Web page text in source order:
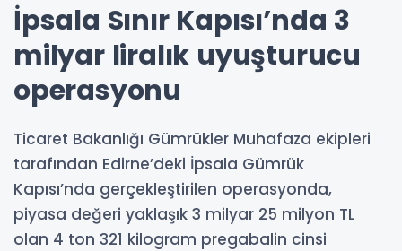
İpsala Sınır Kapısı’nda 3
milyar liralık uyuşturucu
operasyonu
Ticaret Bakanlığı Gümrükler Muhafaza ekipleri
tarafından Edirne’deki İpsala Gümrük
Kapısı’nda gerçekleştirilen operasyonda,
piyasa değeri yaklaşık 3 milyar 25 milyon TL
olan 4 ton 321 kilogram pregabalin cinsi